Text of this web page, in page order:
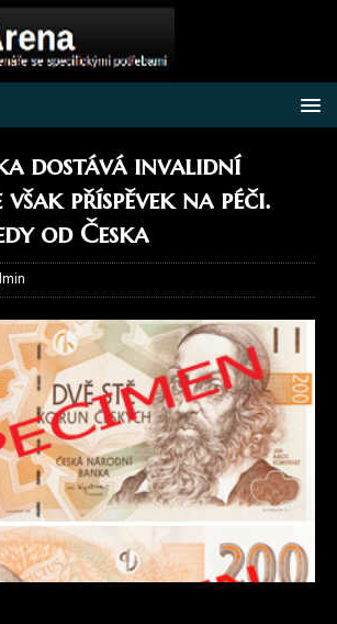
dostává invalidní
příspěvek na péči.
od Česka